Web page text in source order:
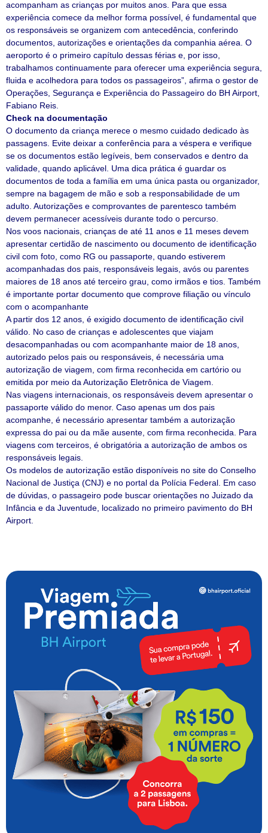
acompanham as crianças por muitos anos. Para que essa
experiência comece da melhor forma possível, é fundamental que
os responsáveis se organizem com antecedência, conferindo
documentos, autorizações e orientações da companhia aérea. O
aeroporto é o primeiro capítulo dessas férias e, por isso,
trabalhamos continuamente para oferecer uma experiência segura,
fluida e acolhedora para todos os passageiros”, afirma o gestor de
Operações, Segurança e Experiência do Passageiro do BH Airport,
Fabiano Reis.
Check na documentação
O documento da criança merece o mesmo cuidado dedicado às
passagens. Evite deixar a conferência para a véspera e verifique
se os documentos estão legíveis, bem conservados e dentro da
validade, quando aplicável. Uma dica prática é guardar os
documentos de toda a família em uma única pasta ou organizador,
sempre na bagagem de mão e sob a responsabilidade de um
adulto. Autorizações e comprovantes de parentesco também
devem permanecer acessíveis durante todo o percurso.
Nos voos nacionais, crianças de até 11 anos e 11 meses devem
apresentar certidão de nascimento ou documento de identificação
civil com foto, como RG ou passaporte, quando estiverem
acompanhadas dos pais, responsáveis legais, avós ou parentes
maiores de 18 anos até terceiro grau, como irmãos e tios. Também
é importante portar documento que comprove filiação ou vínculo
com o acompanhante
A partir dos 12 anos, é exigido documento de identificação civil
válido. No caso de crianças e adolescentes que viajam
desacompanhadas ou com acompanhante maior de 18 anos,
autorizado pelos pais ou responsáveis, é necessária uma
autorização de viagem, com firma reconhecida em cartório ou
emitida por meio da Autorização Eletrônica de Viagem.
Nas viagens internacionais, os responsáveis devem apresentar o
passaporte válido do menor. Caso apenas um dos pais
acompanhe, é necessário apresentar também a autorização
expressa do pai ou da mãe ausente, com firma reconhecida. Para
viagens com terceiros, é obrigatória a autorização de ambos os
responsáveis legais.
Os modelos de autorização estão disponíveis no site do Conselho
Nacional de Justiça (CNJ) e no portal da Polícia Federal. Em caso
de dúvidas, o passageiro pode buscar orientações no Juizado da
Infância e da Juventude, localizado no primeiro pavimento do BH
Airport.